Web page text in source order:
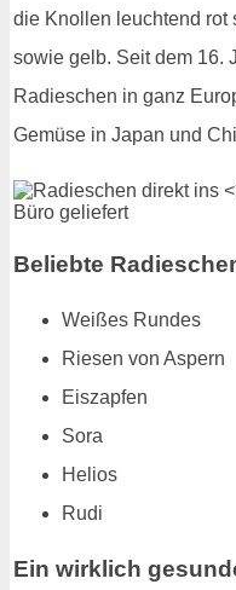
die Knollen leuchtend rot
sowie gelb. Seit dem 16.
Radieschen in ganz
Gemüse in Japan und
Beliebte
Weißes Rundes
Riesen von Aspern
Eiszapfen
Sora
Helios
Rudi
Ein wirklich